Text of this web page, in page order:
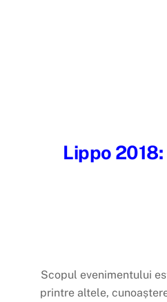
Lippo
Scopul evenimentului
printre altele,